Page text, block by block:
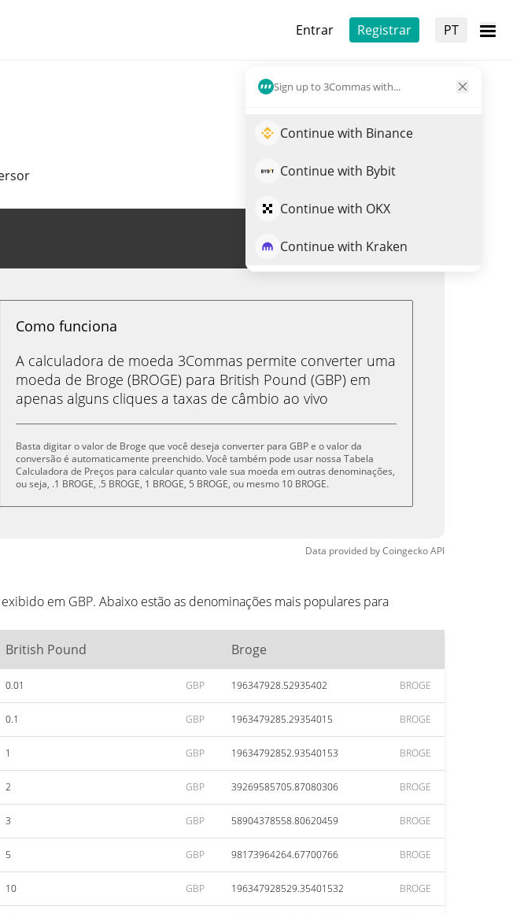
Entrar Registrar PT
Sign up to 3Commas with...
Continue with Binance
Continue with Bybit
Continue with OKX
Continue with Kraken
Trade de BROGE
Como funciona
A calculadora de moeda 3Commas permite converter uma
moeda de Broge (BROGE) para British Pound (GBP) em
apenas alguns cliques a taxas de câmbio ao vivo
Basta digitar o valor de Broge que você deseja converter para GBP e o valor da
conversão é automaticamente preenchido. Você também pode usar nossa Tabela
Calculadora de Preços para calcular quanto vale sua moeda em outras denominações,
ou seja, .1 BROGE, .5 BROGE, 1 BROGE, 5 BROGE, ou mesmo 10 BROGE.
Data provided byCoingeckoAPI
em GBP. Abaixo estão as denominações mais populares para
British Pound Broge
0.01 GBP 196347928.52935402 BROGE
0.1 GBP 1963479285.29354015 BROGE
1 GBP 19634792852.93540153 BROGE
2 GBP 39269585705.87080306 BROGE
3 GBP 58904378558.80620459 BROGE
5 GBP 98173964264.67700766 BROGE
10 GBP 196347928529.35401532 BROGE